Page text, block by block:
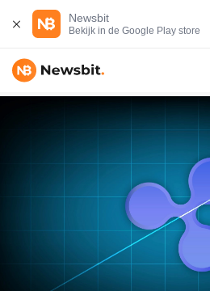
Newsbit
Bekijk in de Google Play store